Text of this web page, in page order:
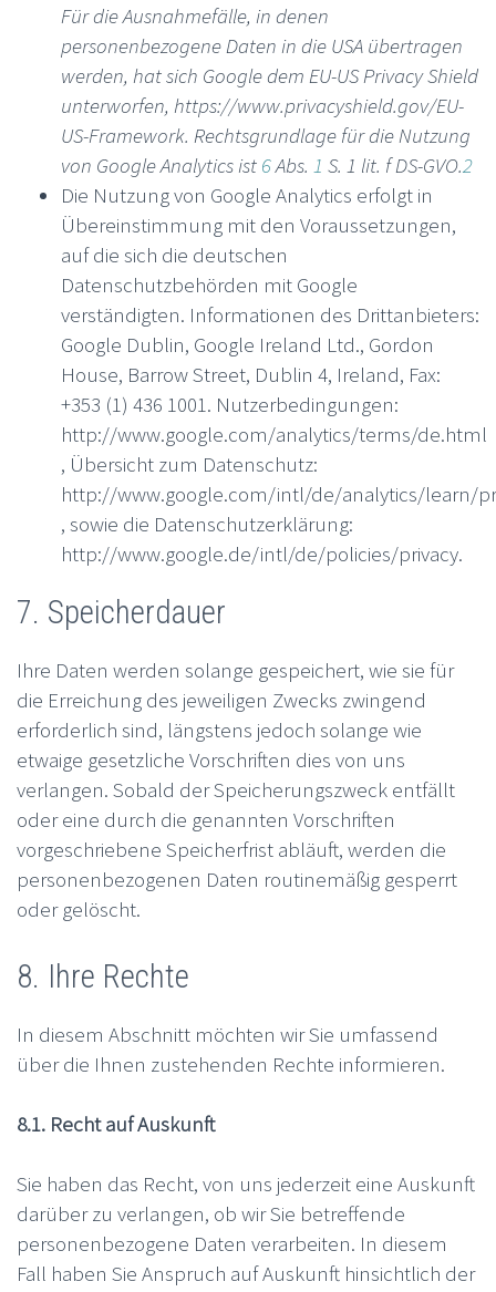
Für die Ausnahmefälle, in denen
personenbezogene Daten in die USA übertragen
werden, hat sich Google dem EU-US Privacy Shield
unterworfen, https://www.privacyshield.gov/EU-
US-Framework. Rechtsgrundlage für die Nutzung
von Google Analytics ist 6Abs. 1 S. 1 lit. f DS-GVO.2
Die Nutzung von Google Analytics erfolgt in
Übereinstimmung mit den Voraussetzungen,
auf die sich die deutschen
Datenschutzbehörden mit Google
verständigten. Informationen des Drittanbieters:
Google Dublin, Google Ireland Ltd., Gordon
House, Barrow Street, Dublin 4, Ireland, Fax:
+353 (1) 436 1001. Nutzerbedingungen:
http://www.google.com/analytics/terms/de.html
, Übersicht zum Datenschutz:
http://www.google.com/intl/de/analytics/learn/
, sowie die Datenschutzerklärung:
http://www.google.de/intl/de/policies/privacy.
7. Speicherdauer
Ihre Daten werden solange gespeichert, wie sie für
die Erreichung des jeweiligen Zwecks zwingend
erforderlich sind, längstens jedoch solange wie
etwaige gesetzliche Vorschriften dies von uns
verlangen. Sobald der Speicherungszweck entfällt
oder eine durch die genannten Vorschriften
vorgeschriebene Speicherfrist abläuft, werden die
personenbezogenen Daten routinemäßig gesperrt
oder gelöscht.
8. Ihre Rechte
In diesem Abschnitt möchten wir Sie umfassend
über die Ihnen zustehenden Rechte informieren.
8.1. Recht auf Auskunft
Sie haben das Recht, von uns jederzeit eine Auskunft
darüber zu verlangen, ob wir Sie betreffende
personenbezogene Daten verarbeiten. In diesem
Fall haben Sie Anspruch auf Auskunft hinsichtlich der